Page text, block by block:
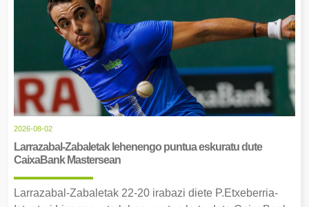
2026-08-02
Larrazabal-Zabaletak lehenengo puntua eskuratu dute
CaixaBank Mastersean
Larrazabal-Zabaletak 22-20 irabazi diete P.Etxeberria-